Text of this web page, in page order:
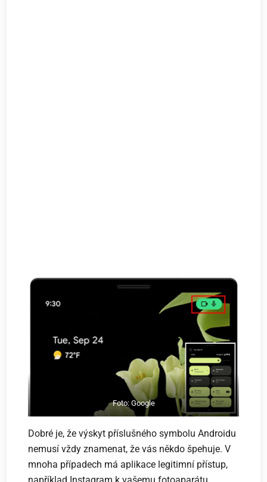
Foto: Google
Dobré je, že výskyt příslušného symbolu Androidu
nemusí vždy znamenat, že vás někdo špehuje. V
mnoha případech má aplikace legitimní přístup,